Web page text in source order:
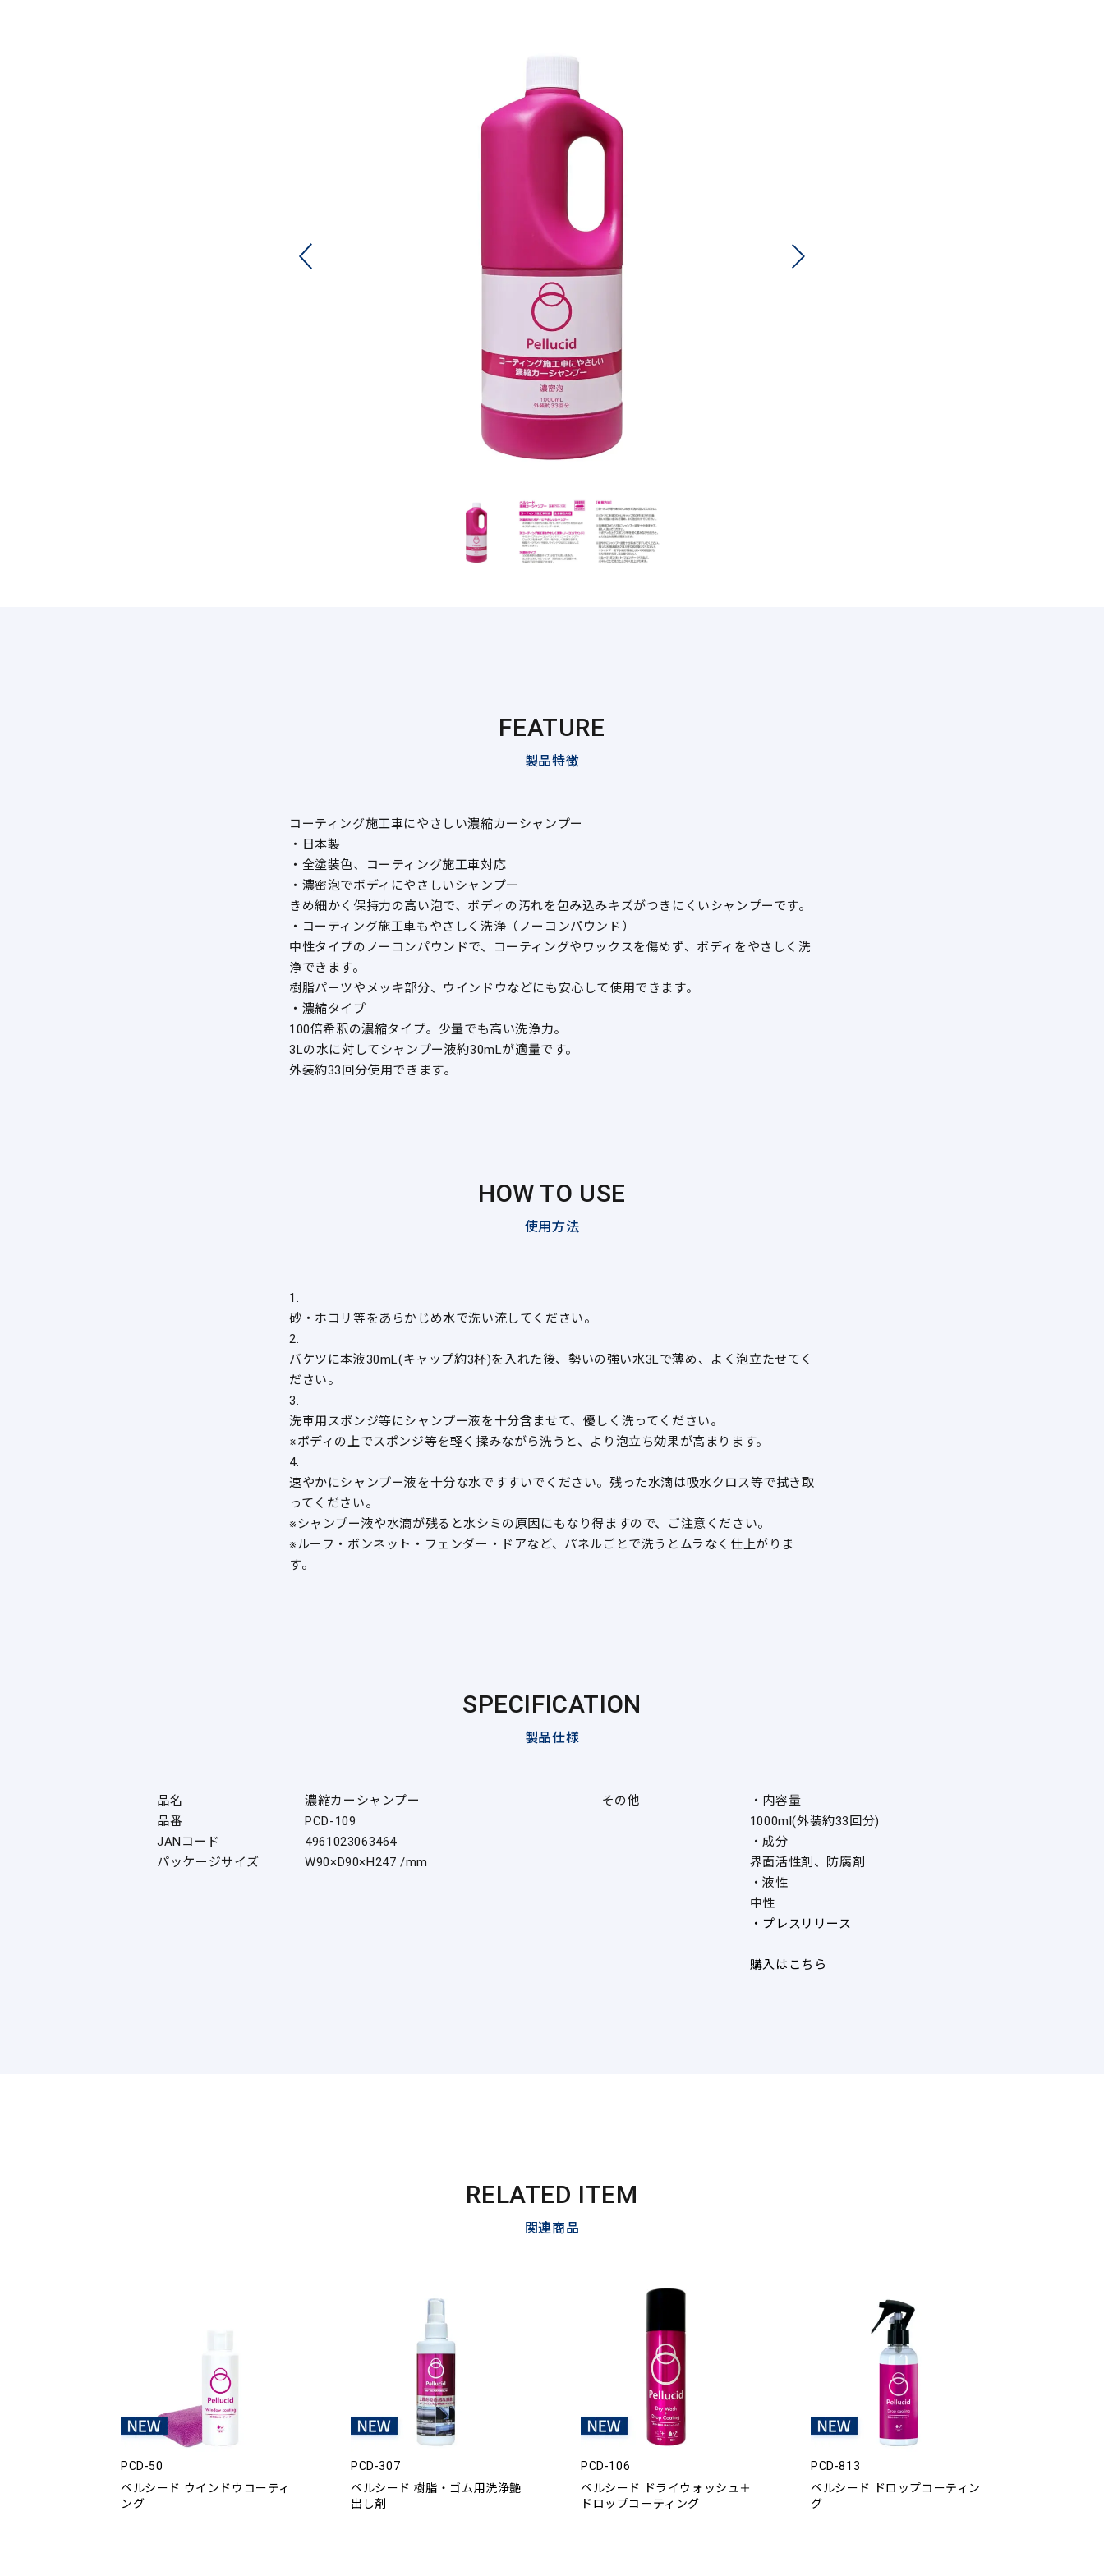
FEATURE
製品特徴
コーティング施工車にやさしい濃縮カーシャンプー
・日本製
・全塗装色、コーティング施工車対応
・濃密泡でボディにやさしいシャンプー
きめ細かく保持力の高い泡で、ボディの汚れを包み込みキズがつきにくいシャンプーです。
・コーティング施工車もやさしく洗浄（ノーコンパウンド）
中性タイプのノーコンパウンドで、コーティングやワックスを傷めず、ボディをやさしく洗
浄できます。
樹脂パーツやメッキ部分、ウインドウなどにも安心して使用できます。
・濃縮タイプ
100倍希釈の濃縮タイプ。少量でも高い洗浄力。
3Lの水に対してシャンプー液約30mLが適量です。
外装約33回分使用できます。
HOW TO USE
使用方法
1.
砂・ホコリ等をあらかじめ水で洗い流してください。
2.
バケツに本液30mL(キャップ約3杯)を入れた後、勢いの強い水3Lで薄め、よく泡立たせてく
ださい。
3.
洗車用スポンジ等にシャンプー液を十分含ませて、優しく洗ってください。
※ボディの上でスポンジ等を軽く揉みながら洗うと、より泡立ち効果が高まります。
4.
速やかにシャンプー液を十分な水ですすいでください。残った水滴は吸水クロス等で拭き取
ってください。
※シャンプー液や水滴が残ると水シミの原因にもなり得ますので、ご注意ください。
※ルーフ・ボンネット・フェンダー・ドアなど、パネルごとで洗うとムラなく仕上がりま
す。
SPECIFICATION
製品仕様
品名
濃縮カーシャンプー
品番
PCD-109
JANコード
4961023063464
パッケージサイズ
W90×D90×H247 /mm
その他
・内容量
1000ml(外装約33回分)
・成分
界面活性剤、防腐剤
・液性
中性
・プレスリリース
購入はこちら
RELATED ITEM
関連商品
PCD-50
ペルシード ウインドウコーティ
ング
PCD-307
ペルシード 樹脂・ゴム用洗浄艶
出し剤
PCD-106
ペルシード ドライウォッシュ＋
ドロップコーティング
PCD-813
ペルシード ドロップコーティン
グ